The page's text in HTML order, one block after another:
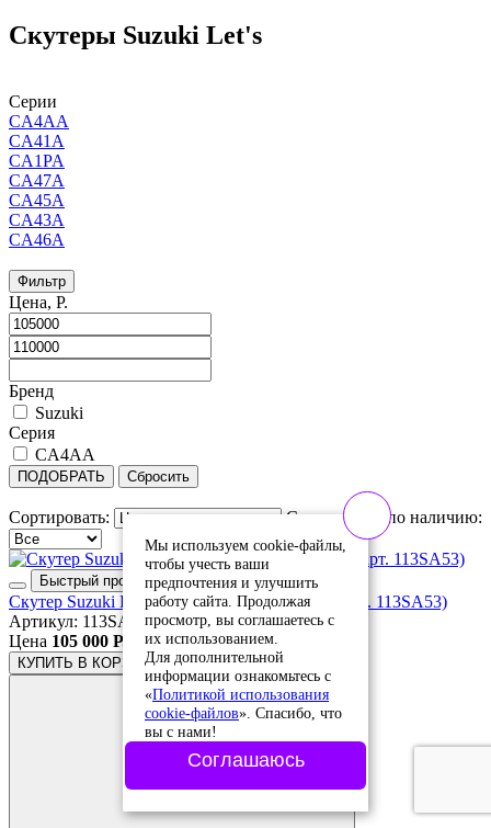
Cкутеры Suzuki Let's
Серии
CA4AA
CA41A
CA1PA
CA47A
CA45A
CA43A
CA46A
Фильтр
Цена, Р.
Бренд
Suzuki
Серия
CA4AA
ПОДОБРАТЬ Сбросить
Сортировать: Сортировать по наличию:
Быстрый просмотр
Скутер Suzuki Let's FI (New) CA4AA 2016г. (арт. 113SA53)
Артикул: 113SA53
Цена 105 000 Р.
КУПИТЬ В КОРЗИНЕ
Мы используем cookie-файлы,
чтобы учесть ваши
предпочтения и улучшить
работу сайта. Продолжая
просмотр, вы соглашаетесь с
их использованием.
Для дополнительной
информации ознакомьтесь с
«Политикой использования
cookie-файлов». Спасибо, что
вы с нами!
Соглашаюсь